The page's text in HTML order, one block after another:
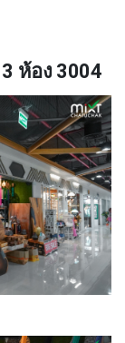
3 ห้อง 3004